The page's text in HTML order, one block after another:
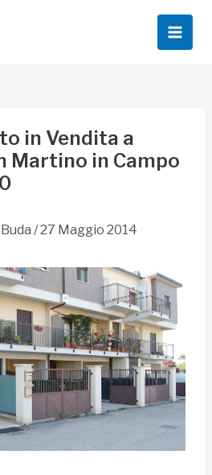
Main
in Vendita a
Martino in Campo
/27 Maggio 2014